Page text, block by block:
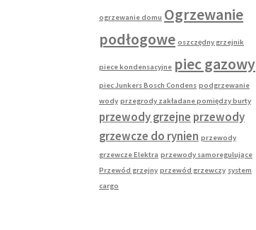
ogrzewanie domu Ogrzewanie
podłogowe oszczędny grzejnik
piece kondensacyjne piec gazowy
piec Junkers Bosch Condens podgrzewanie
wody przegrody zakładane pomiędzy burty
przewody grzejne przewody
grzewcze do rynien przewody
grzewcze Elektra przewody samoregulujące
Przewód grzejny przewód grzewczy system
cargo